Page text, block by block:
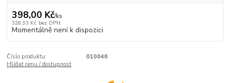
398,00 Kč/ks
328,93 Kč bez DPH
Momentálně není k dispozici
Číslo produktu:
010046
Hlídat cenu / dostupnost